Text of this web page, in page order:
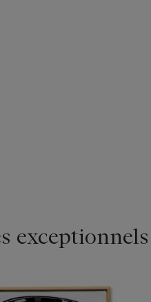
exceptionnels